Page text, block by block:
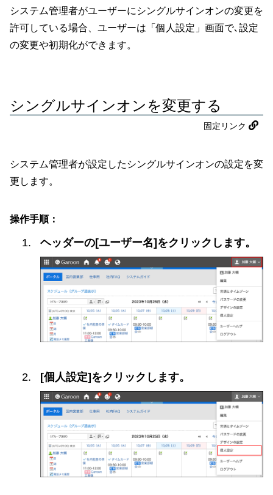
システム管理者がユーザーにシングルサインオンの変更を
許可している場合、ユーザーは「個人設定」画面で､設定
の変更や初期化ができます。
シングルサインオンを変更する
固定リンク
システム管理者が設定したシングルサインオンの設定を変
更します。
操作手順：
ヘッダーの[ユーザー名]をクリックします。
[個人設定]をクリックします。